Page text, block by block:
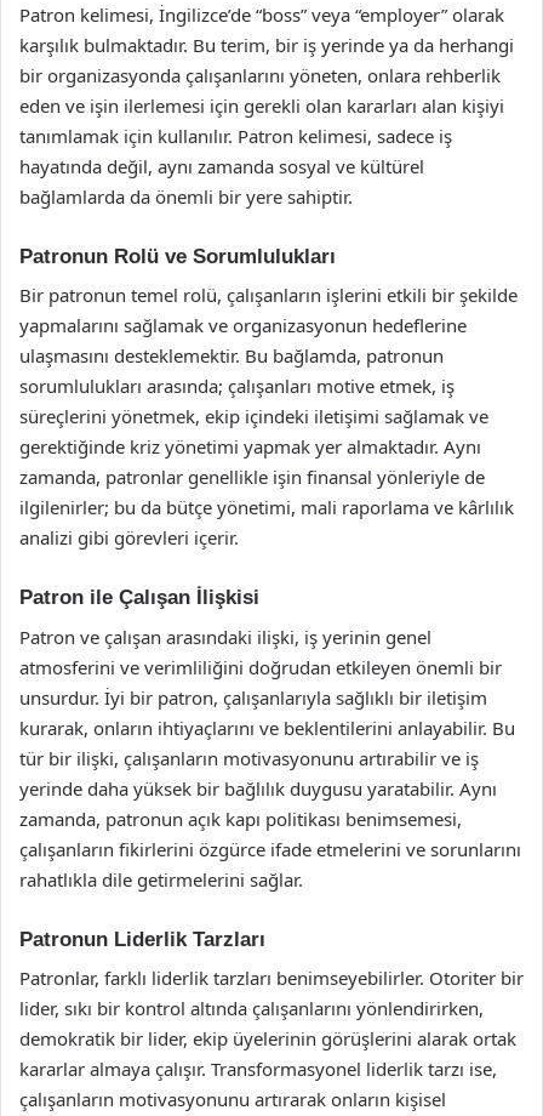
Patron kelimesi, İngilizce’de “boss” veya “employer” olarak
karşılık bulmaktadır. Bu terim, bir iş yerinde ya da herhangi
bir organizasyonda çalışanlarını yöneten, onlara rehberlik
eden ve işin ilerlemesi için gerekli olan kararları alan kişiyi
tanımlamak için kullanılır. Patron kelimesi, sadece iş
hayatında değil, aynı zamanda sosyal ve kültürel
bağlamlarda da önemli bir yere sahiptir.
Patronun Rolü ve Sorumlulukları
Bir patronun temel rolü, çalışanların işlerini etkili bir şekilde
yapmalarını sağlamak ve organizasyonun hedeflerine
ulaşmasını desteklemektir. Bu bağlamda, patronun
sorumlulukları arasında; çalışanları motive etmek, iş
süreçlerini yönetmek, ekip içindeki iletişimi sağlamak ve
gerektiğinde kriz yönetimi yapmak yer almaktadır. Aynı
zamanda, patronlar genellikle işin finansal yönleriyle de
ilgilenirler; bu da bütçe yönetimi, mali raporlama ve kârlılık
analizi gibi görevleri içerir.
Patron ile Çalışan İlişkisi
Patron ve çalışan arasındaki ilişki, iş yerinin genel
atmosferini ve verimliliğini doğrudan etkileyen önemli bir
unsurdur. İyi bir patron, çalışanlarıyla sağlıklı bir iletişim
kurarak, onların ihtiyaçlarını ve beklentilerini anlayabilir. Bu
tür bir ilişki, çalışanların motivasyonunu artırabilir ve iş
yerinde daha yüksek bir bağlılık duygusu yaratabilir. Aynı
zamanda, patronun açık kapı politikası benimsemesi,
çalışanların fikirlerini özgürce ifade etmelerini ve sorunlarını
rahatlıkla dile getirmelerini sağlar.
Patronun Liderlik Tarzları
Patronlar, farklı liderlik tarzları benimseyebilirler. Otoriter bir
lider, sıkı bir kontrol altında çalışanlarını yönlendirirken,
demokratik bir lider, ekip üyelerinin görüşlerini alarak ortak
kararlar almaya çalışır. Transformasyonel liderlik tarzı ise,
çalışanların motivasyonunu artırarak onların kişisel